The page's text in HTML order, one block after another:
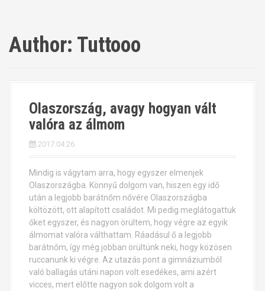
Author: Tuttooo
Olaszország, avagy hogyan vált
valóra az álmom
2017.04.26.
Mindig is vágytam arra, hogy egyszer elmenjek
Olaszországba. Könnyű dolgom van, hiszen egy idő
után a legjobb barátnőm nővére Olaszországba
költözött, ott alapított családot. Mi pedig meglátogattuk
őket egyszer, és nagyon örültem, hogy végre az egyik
álmomat valóra válthattam. Ráadásul ő a legjobb
barátnőm, így még jobban örültünk neki, hogy közösen
ruccanunk ki végre. Az utazás pont a gimnáziumból
való ballagás utáni napon volt esedékes, ami azért
vicces, mert előtte nagyon sok dolgom volt a